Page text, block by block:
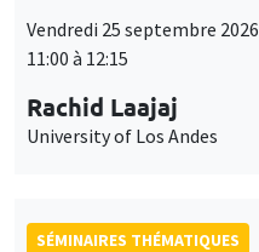
Vendredi 25 septembre 2026
11:00 à 12:15
Rachid Laajaj
University of Los Andes
SÉMINAIRES THÉMATIQUES